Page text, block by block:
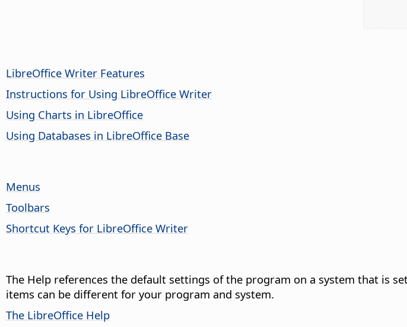
LibreOffice Writer Features
Instructions for Using LibreOffice Writer
Using Charts in LibreOffice
Using Databases in LibreOffice Base
Menus
Toolbars
Shortcut Keys for LibreOffice Writer
The Help references the default settings of the program on a system that is
items can be different for your program and system.
The LibreOffice Help